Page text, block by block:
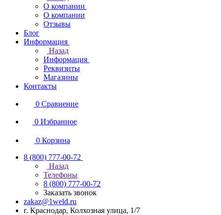
О компании
О компании
Отзывы
Блог
Информация
Назад
Информация
Реквизиты
Магазины
Контакты
0 Сравнение
0 Избранное
0 Корзина
8 (800) 777-00-72
Назад
Телефоны
8 (800) 777-00-72
Заказать звонок
zakaz@1weld.ru
г. Краснодар, Колхозная улица, 1/7